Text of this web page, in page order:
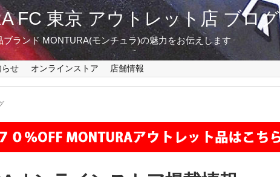
FC 東京 アウトレット店 ブログ
ブランド MONTURA(モンチュラ)の魅力をお伝えします
らせ オンラインストア 店舗情報